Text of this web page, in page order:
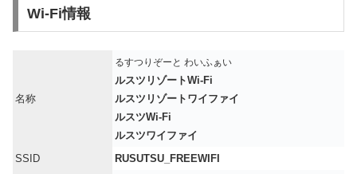
Wi-Fi情報
名称
るすつりぞーと わいふぁい
ルスツリゾートWi-Fi
ルスツリゾートワイファイ
ルスツWi-Fi
ルスツワイファイ
SSID
RUSUTSU_FREEWIFI